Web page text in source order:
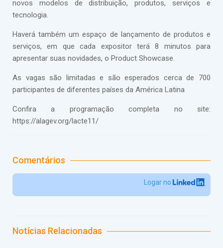
novos modelos de distribuição, produtos, serviços e
tecnologia.
Haverá também um espaço de lançamento de produtos e
serviços, em que cada expositor terá 8 minutos para
apresentar suas novidades, o Product Showcase.
As vagas são limitadas e são esperados cerca de 700
participantes de diferentes países da América Latina
Confira a programação completa no site:
https://alagev.org/lacte11/
Comentários
Logar no
Notícias Relacionadas